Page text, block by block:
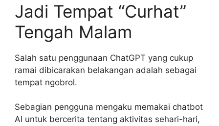
Jadi Tempat “Curhat”
Tengah Malam
Salah satu penggunaan ChatGPT yang cukup
ramai dibicarakan belakangan adalah sebagai
tempat ngobrol.
Sebagian pengguna mengaku memakai chatbot
AI untuk bercerita tentang aktivitas sehari-hari,